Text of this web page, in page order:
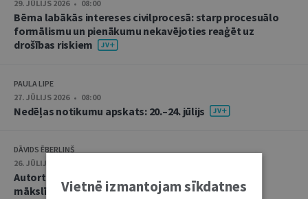
29. JŪLIJS 2026 • 08:00
Bērna labākās intereses civilprocesā: starp procesuālo
formālismu un pienākumu nekavējoties reaģēt uz
drošības riskiem
PAULA LIPE
27. JŪLIJS 2026 • 08:00
Nedēļas notikumu apskats: 20.–24. jūlijs
DĀVIDS ĒBERLIŅŠ
26. JŪLIJS 2026 • 08:00
Autortiesību subjekta un objekta juridiskie aspekti
mākslīgā intelekta kontekstā
Vietnē izmantojam sīkdatnes